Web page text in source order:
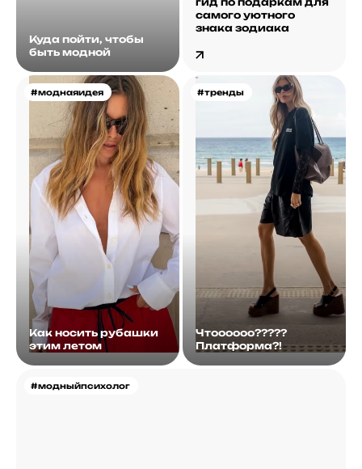
Куда пойти, чтобы
быть модной
самого уютного
знака зодиака
#моднаяидея
Как носить рубашки
этим летом
#тренды
Чтоооооо?????
Платформа?!
#модныйпсихолог